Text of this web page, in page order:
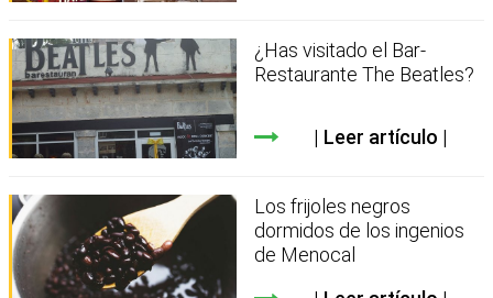
¿Has visitado el Bar-
Restaurante The Beatles?
Leer artículo
Los frijoles negros
dormidos de los ingenios
de Menocal